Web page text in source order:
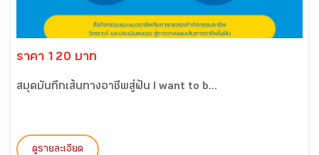
ราคา 120 บาท
สมุดบันทึกเส้นทางอาชีพสู่ฝัน I want to b...
ดูรายละเอียด